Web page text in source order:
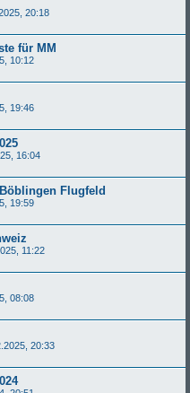
20:18
für MM
10:12
19:46
16:04
Flugfeld
19:59
11:22
08:08
20:33